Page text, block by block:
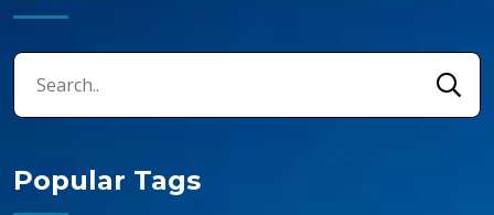
Popular Tags